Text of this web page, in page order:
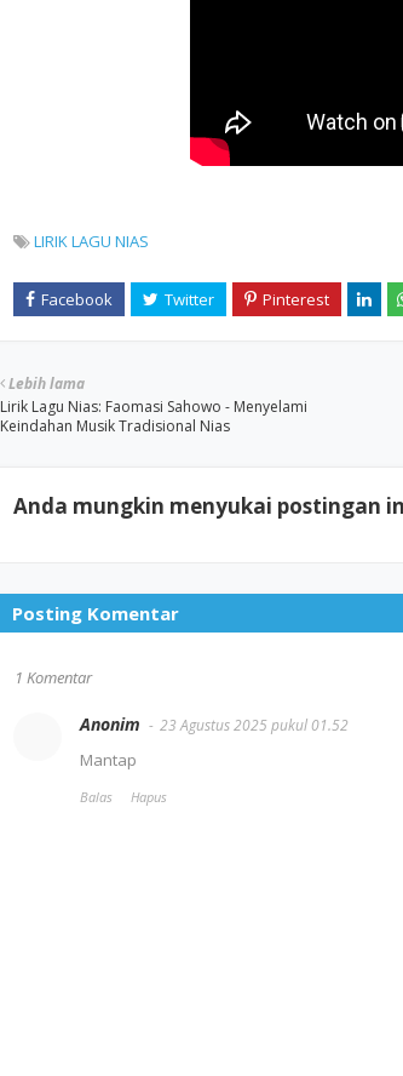
LIRIK LAGU NIAS
Lebih lama
Lirik Lagu Nias: Faomasi Sahowo - Menyelami
Keindahan Musik Tradisional Nias
Anda mungkin menyukai postingan
Posting Komentar
1 Komentar
Anonim 23 Agustus 2025 pukul 01.52
Mantap
Balas Hapus